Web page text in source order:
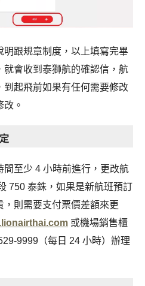
明跟規章制度，以上填寫完畢
就會收到泰獅航的確認信，航
到起飛前如果有任何需要修改
。
間至少 4 小時前進行，更改航
750 泰銖，如果是新航班預訂
則需要支付票價差額來更
或機場銷售櫃
9999（每日 24 小時）辦理